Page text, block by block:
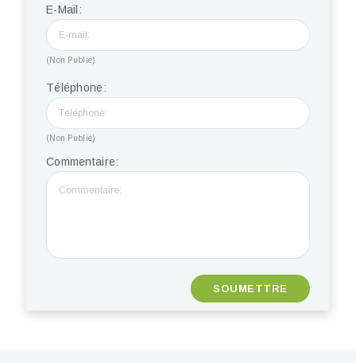
E-Mail:
(Non Publié)
Téléphone:
(Non Publié)
Commentaire: